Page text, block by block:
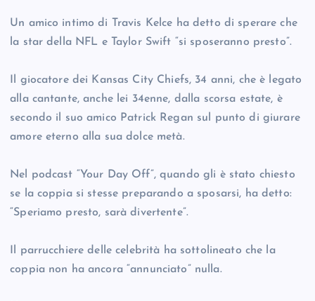
Un amico intimo di Travis Kelce ha detto di sperare che
la star della NFL e Taylor Swift “si sposeranno presto”.
Il giocatore dei Kansas City Chiefs, 34 anni, che è legato
alla cantante, anche lei 34enne, dalla scorsa estate, è
secondo il suo amico Patrick Regan sul punto di giurare
amore eterno alla sua dolce metà.
Nel podcast “Your Day Off”, quando gli è stato chiesto
se la coppia si stesse preparando a sposarsi, ha detto:
“Speriamo presto, sarà divertente”.
Il parrucchiere delle celebrità ha sottolineato che la
coppia non ha ancora “annunciato” nulla.